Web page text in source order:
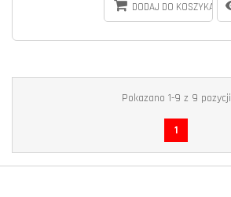
DODAJ DO KOSZYKA
Pokazano 1-9 z 9 pozycji
1